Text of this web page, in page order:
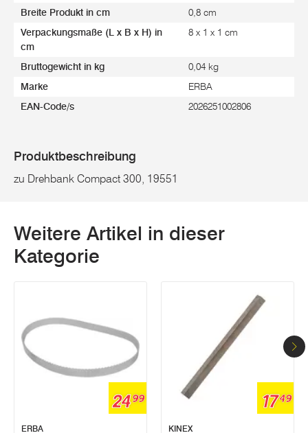
Breite Produkt in cm 0,8 cm
Verpackungsmaße (L x B x H) in
cm
8 x 1 x 1 cm
Bruttogewicht in kg 0,04 kg
Marke ERBA
EAN-Code/s 2026251002806
Produktbeschreibung
zu Drehbank Compact 300, 19551
Weitere Artikel in dieser
Kategorie
2499
ERBA
1749
KINEX